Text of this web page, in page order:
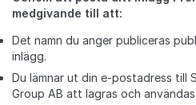
medgivande till att:
Det namn du anger publiceras
inlägg.
Du lämnar ut din e-postadress till
Group AB att lagras och